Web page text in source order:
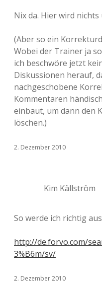
Nix da. Hier wird
(Aber so ein
Wobei der Trainer ja
ich beschwöre jetzt
Diskussionen herauf,
nachgeschobene
Kommentaren
einbaut, um dann den
löschen.)
2. Dezember 2010
Kim Källström
So werde ich richtig
http://de.forvo.com/
3%B6m/sv/
2. Dezember 2010